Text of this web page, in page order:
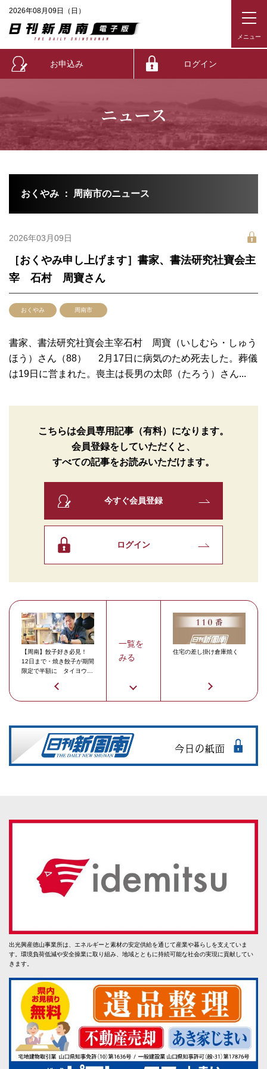
2026年08月09日（日）
お申込み ログイン
ニュース
おくやみ ： 周南市のニュース
2026年03月09日
［おくやみ申し上げます］書家、書法研究社寶会主
宰 石村 周寶さん
おくやみ 周南市
書家、書法研究社寶会主宰石村 周寶（いしむら・しゅう
ほう）さん（88） 2月17日に病気のため死去した。葬儀
は19日に営まれた。喪主は長男の太郎（たろう）さん...
こちらは会員専用記事（有料）になります。
会員登録をしていただくと、
すべての記事をお読みいただけます。
今すぐ会員登録
ログイン
【周南】餃子好き必見！
12日まで・焼き餃子が期間
限定で半額に タイヨウギ
一覧を
みる
住宅の差し掛け倉庫焼く
出光興産徳山事業所は、エネルギーと素材の安定供給を通じて産業や暮らしを支えていま
す。環境負荷低減や安全操業に取り組み、地域とともに持続可能な社会の実現に貢献してい
きます。